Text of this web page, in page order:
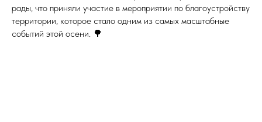
рады, что приняли участие в мероприятии по благоустройству
территории, которое стало одним из самых масштабные
событий этой осени. 🌳